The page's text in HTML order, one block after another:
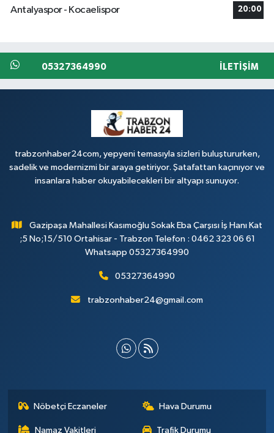
Antalyaspor - Kocaelispor 20:00
05327364990 İLETIŞIM
trabzonhaber24com, yepyeni temasıyla sizleri buluştururken,
sadelik ve modernizmi bir araya getiriyor. Şatafattan kaçınıyor ve
insanlara haber okuyabilecekleri bir altyapı sunuyor.
Gazipaşa Mahallesi Kasımoğlu Sokak Eba Çarşısı İş Hanı Kat
;5 No;15/510 Ortahisar - Trabzon Telefon : 0462 323 06 61
Whatsapp 05327364990
05327364990
trabzonhaber24@gmail.com
Nöbetçi Eczaneler Hava Durumu
Namaz Vakitleri Trafik Durumu